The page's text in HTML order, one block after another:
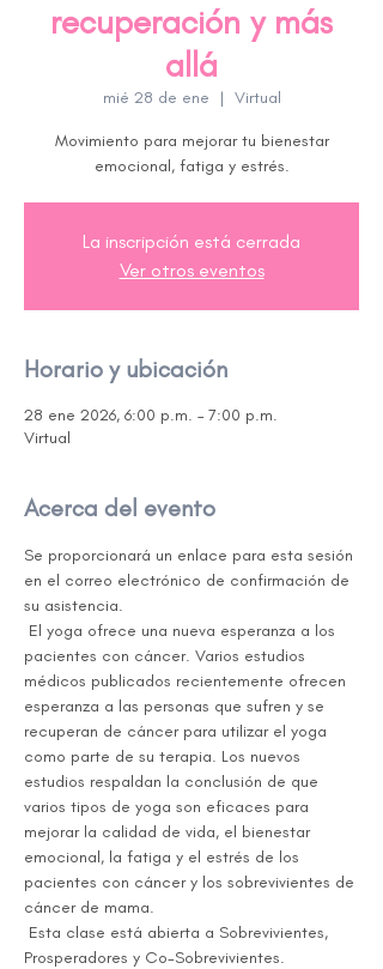
recuperación y más
allá
mié 28 de ene
  |
Virtual
Movimiento para mejorar tu bienestar
emocional, fatiga y estrés.
La inscripción está cerrada
Ver otros eventos
Horario y ubicación
28 ene 2026, 6:00 p.m. – 7:00 p.m.
Virtual
Acerca del evento
Se proporcionará un enlace para esta sesión
en el correo electrónico de confirmación de
su asistencia.
pacientes con cáncer. Varios estudios
médicos publicados recientemente ofrecen
esperanza a las personas que sufren y se
recuperan de cáncer para utilizar el yoga
como parte de su terapia. Los nuevos
estudios respaldan la conclusión de que
varios tipos de yoga son eficaces para
mejorar la calidad de vida, el bienestar
emocional, la fatiga y el estrés de los
pacientes con cáncer y los sobrevivientes de
cáncer de mama.
Prosperadores y Co-Sobrevivientes.